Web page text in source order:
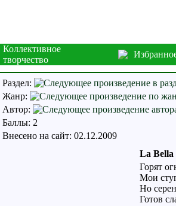
Коллективное
творчество
Раздел:
Жанр:
Автор:
Баллы: 2
Внесено на сайт: 02.12.2009
La Bella
Горят
Мои
Но
Готов